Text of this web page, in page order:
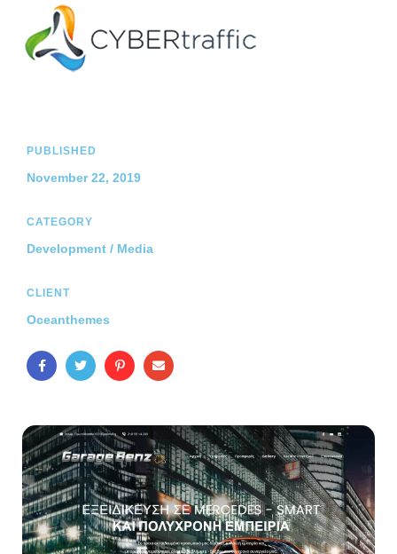
PUBLISHED
November 22, 2019
CATEGORY
Development / Media
CLIENT
Oceanthemes